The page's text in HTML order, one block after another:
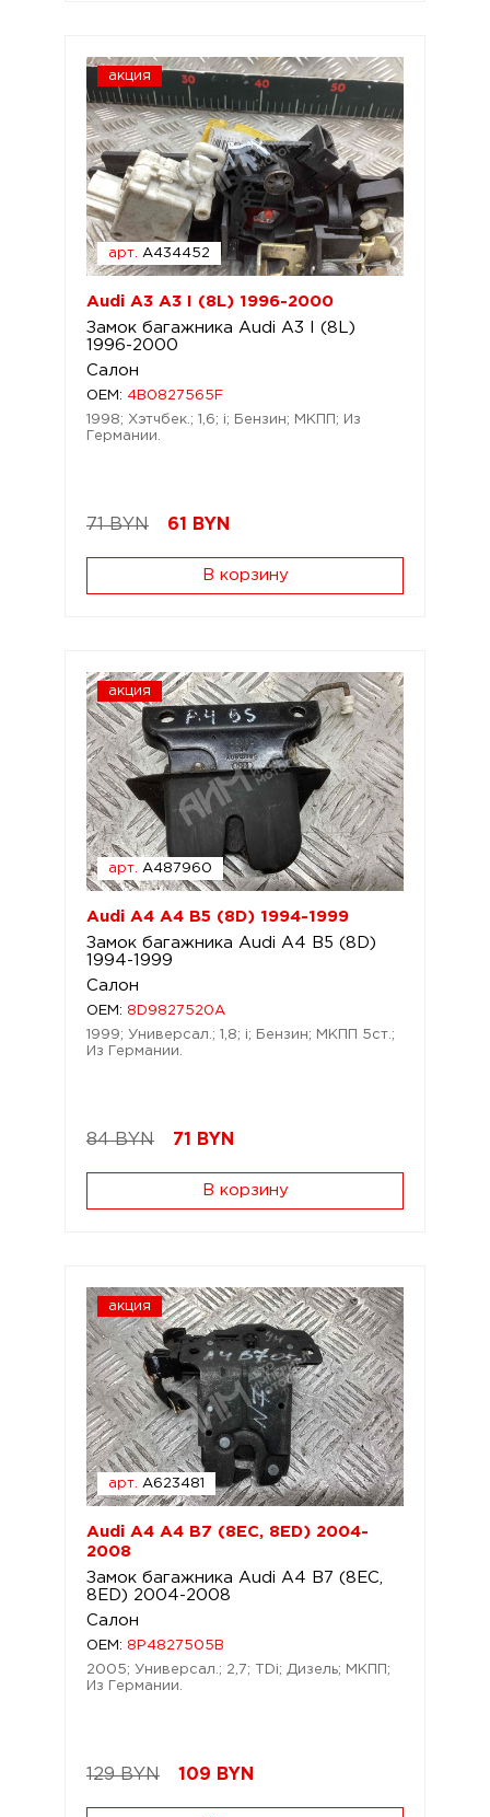
акция
арт. A434452
Audi A3 A3 I (8L) 1996-2000
Замок багажника Audi A3 I (8L)
1996-2000
Салон
OEM: 4B0827565F
1998; Хэтчбек.; 1,6; i; Бензин; МКПП; Из
Германии.
71 BYN 61 BYN
В корзину
акция
арт. A487960
Audi A4 A4 B5 (8D) 1994-1999
Замок багажника Audi A4 B5 (8D)
1994-1999
Салон
OEM: 8D9827520A
1999; Универсал.; 1,8; i; Бензин; МКПП 5ст.;
Из Германии.
84 BYN 71 BYN
В корзину
акция
арт. A623481
Audi A4 A4 B7 (8EC, 8ED) 2004-
2008
Замок багажника Audi A4 B7 (8EC,
8ED) 2004-2008
Салон
OEM: 8P4827505B
2005; Универсал.; 2,7; TDi; Дизель; МКПП;
Из Германии.
129 BYN 109 BYN